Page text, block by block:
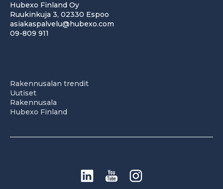
Hubexo Finland Oy
Ruukinkuja 3, 02330 Espoo
asiakaspalvelu@hubexo.com
09-809 911
Rakennusalan trendit
Uutiset
Rakennusala
Hubexo Finland